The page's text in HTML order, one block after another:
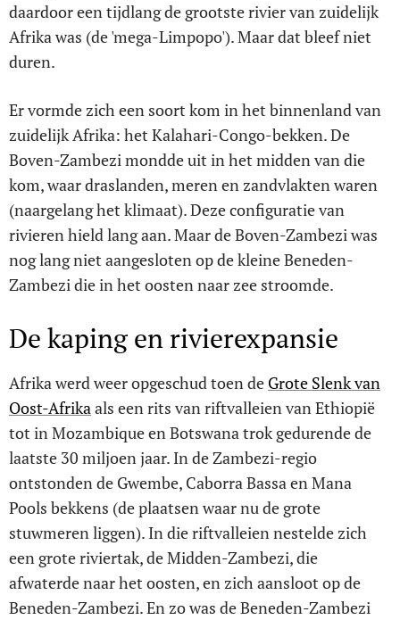
daardoor een tijdlang de grootste rivier van zuidelijk
Afrika was (de 'mega-Limpopo'). Maar dat bleef niet
duren.
Er vormde zich een soort kom in het binnenland van
zuidelijk Afrika: het Kalahari-Congo-bekken. De
Boven-Zambezi mondde uit in het midden van die
kom, waar draslanden, meren en zandvlakten waren
(naargelang het klimaat). Deze configuratie van
rivieren hield lang aan. Maar de Boven-Zambezi was
nog lang niet aangesloten op de kleine Beneden-
Zambezi die in het oosten naar zee stroomde.
De kaping en rivierexpansie
Afrika werd weer opgeschud toen de Grote Slenk van
Oost-Afrikaals een rits van riftvalleien van Ethiopië
tot in Mozambique en Botswana trok gedurende de
laatste 30 miljoen jaar. In de Zambezi-regio
ontstonden de Gwembe, Caborra Bassa en Mana
Pools bekkens (de plaatsen waar nu de grote
stuwmeren liggen). In die riftvalleien nestelde zich
een grote riviertak, de Midden-Zambezi, die
afwaterde naar het oosten, en zich aansloot op de
Beneden-Zambezi. En zo was de Beneden-Zambezi